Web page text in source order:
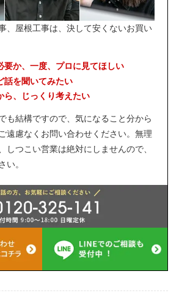
、屋根工事は、決して安くないお買い
要か、一度、プロに見てほしい
話を聞いてみたい
ら、じっくり考えたい
も結構ですので、気になること分から
遠慮なくお問い合わせください。無理
しつこい営業は絶対にしませんので、
い。